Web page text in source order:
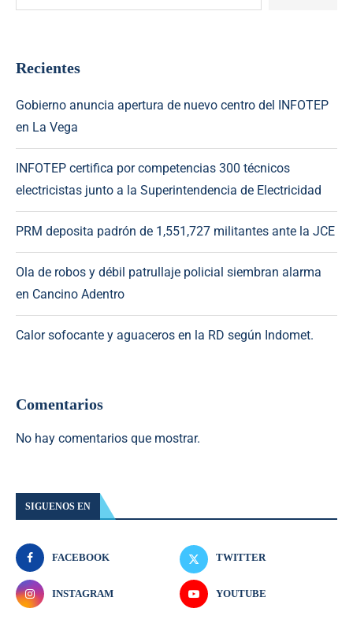
Recientes
Gobierno anuncia apertura de nuevo centro del INFOTEP
en La Vega
INFOTEP certifica por competencias 300 técnicos
electricistas junto a la Superintendencia de Electricidad
PRM deposita padrón de 1,551,727 militantes ante la JCE
Ola de robos y débil patrullaje policial siembran alarma
en Cancino Adentro
Calor sofocante y aguaceros en la RD según Indomet.
Comentarios
No hay comentarios que mostrar.
SIGUENOS EN
FACEBOOK TWITTER
INSTAGRAM YOUTUBE